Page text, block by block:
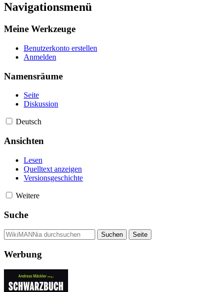
Navigationsmenü
Meine Werkzeuge
Benutzerkonto erstellen
Anmelden
Namensräume
Seite
Diskussion
Deutsch
Ansichten
Lesen
Quelltext anzeigen
Versionsgeschichte
Weitere
Suche
Werbung